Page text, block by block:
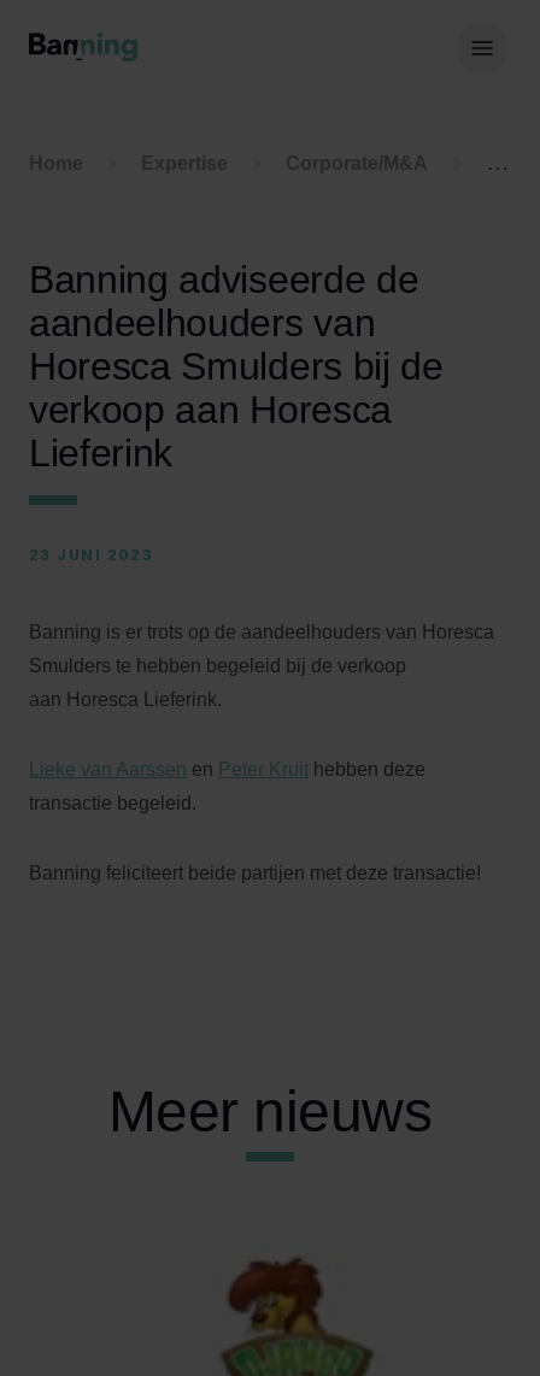
Home Expertise Corporate/M&A
Banning adviseerde de
aandeelhouders van
Horesca Smulders bij de
verkoop aan Horesca
Lieferink
23 JUNI 2023
Banning is er trots op de aandeelhouders van Horesca
Smulders te hebben begeleid bij de verkoop
aan Horesca Lieferink.
Lieke van Aarssen en Peter Kruit hebben deze
transactie begeleid.
Banning feliciteert beide partijen met deze transactie!
Meer nieuws